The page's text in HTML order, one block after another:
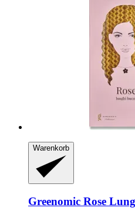
Warenkorb
Greenomic Rose